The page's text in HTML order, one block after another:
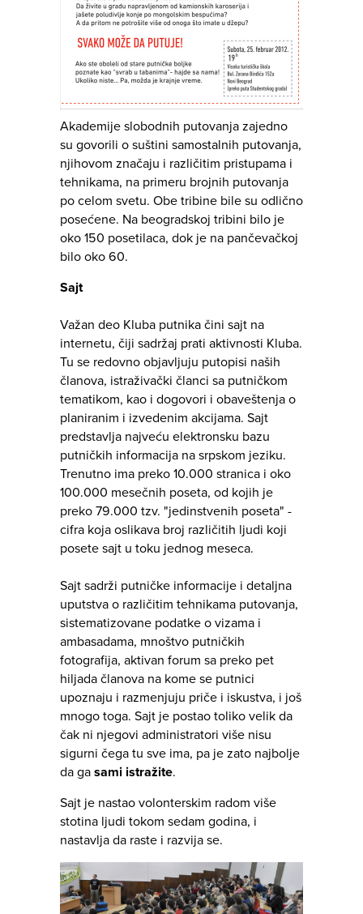
Akademije slobodnih putovanja zajedno
su govorili o suštini samostalnih putovanja,
njihovom značaju i različitim pristupama i
tehnikama, na primeru brojnih putovanja
po celom svetu. Obe tribine bile su odlično
posećene. Na beogradskoj tribini bilo je
oko 150 posetilaca, dok je na pančevačkoj
bilo oko 60.
Sajt
Važan deo Kluba putnika čini sajt na
internetu, čiji sadržaj prati aktivnosti Kluba.
Tu se redovno objavljuju putopisi naših
članova, istraživački članci sa putničkom
tematikom, kao i dogovori i obaveštenja o
planiranim i izvedenim akcijama. Sajt
predstavlja najveću elektronsku bazu
putničkih informacija na srpskom jeziku.
Trenutno ima preko 10.000 stranica i oko
100.000 mesečnih poseta, od kojih je
preko 79.000 tzv. "jedinstvenih poseta" -
cifra koja oslikava broj različitih ljudi koji
posete sajt u toku jednog meseca.
Sajt sadrži putničke informacije i detaljna
uputstva o različitim tehnikama putovanja,
sistematizovane podatke o vizama i
ambasadama, mnoštvo putničkih
fotografija, aktivan forum sa preko pet
hiljada članova na kome se putnici
upoznaju i razmenjuju priče i iskustva, i još
mnogo toga. Sajt je postao toliko velik da
čak ni njegovi administratori više nisu
sigurni čega tu sve ima, pa je zato najbolje
da ga sami istražite.
Sajt je nastao volonterskim radom više
stotina ljudi tokom sedam godina, i
nastavlja da raste i razvija se.